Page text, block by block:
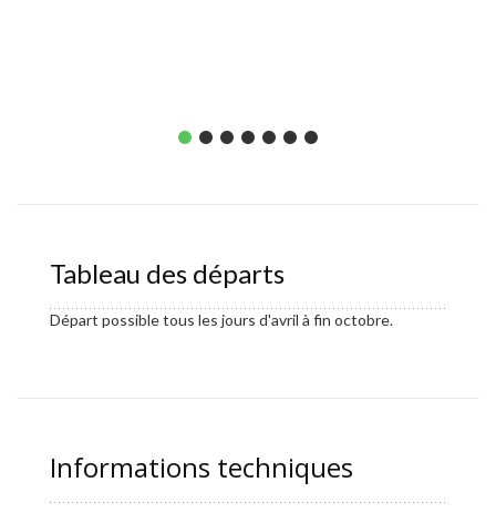
Tableau des départs
Départ possible tous les jours d'avril à fin octobre.
Informations techniques